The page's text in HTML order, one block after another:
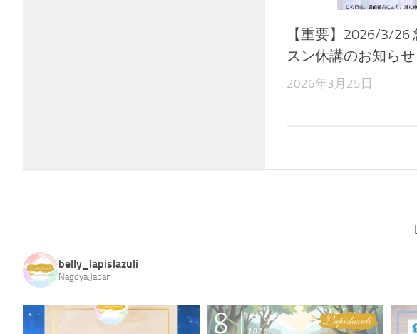
【重要】2026/3/26
スン休講のお知らせ
2026年3月25日
belly_lapislazuli
Nagoya,Japan